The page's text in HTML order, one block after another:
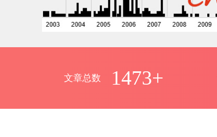
文章总数 1473+